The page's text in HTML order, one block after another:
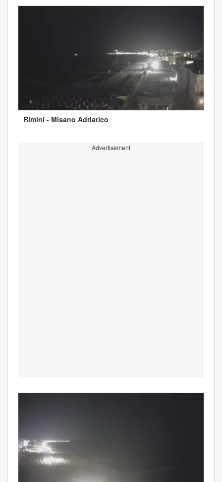
Rimini - Misano Adriatico
Advertisement